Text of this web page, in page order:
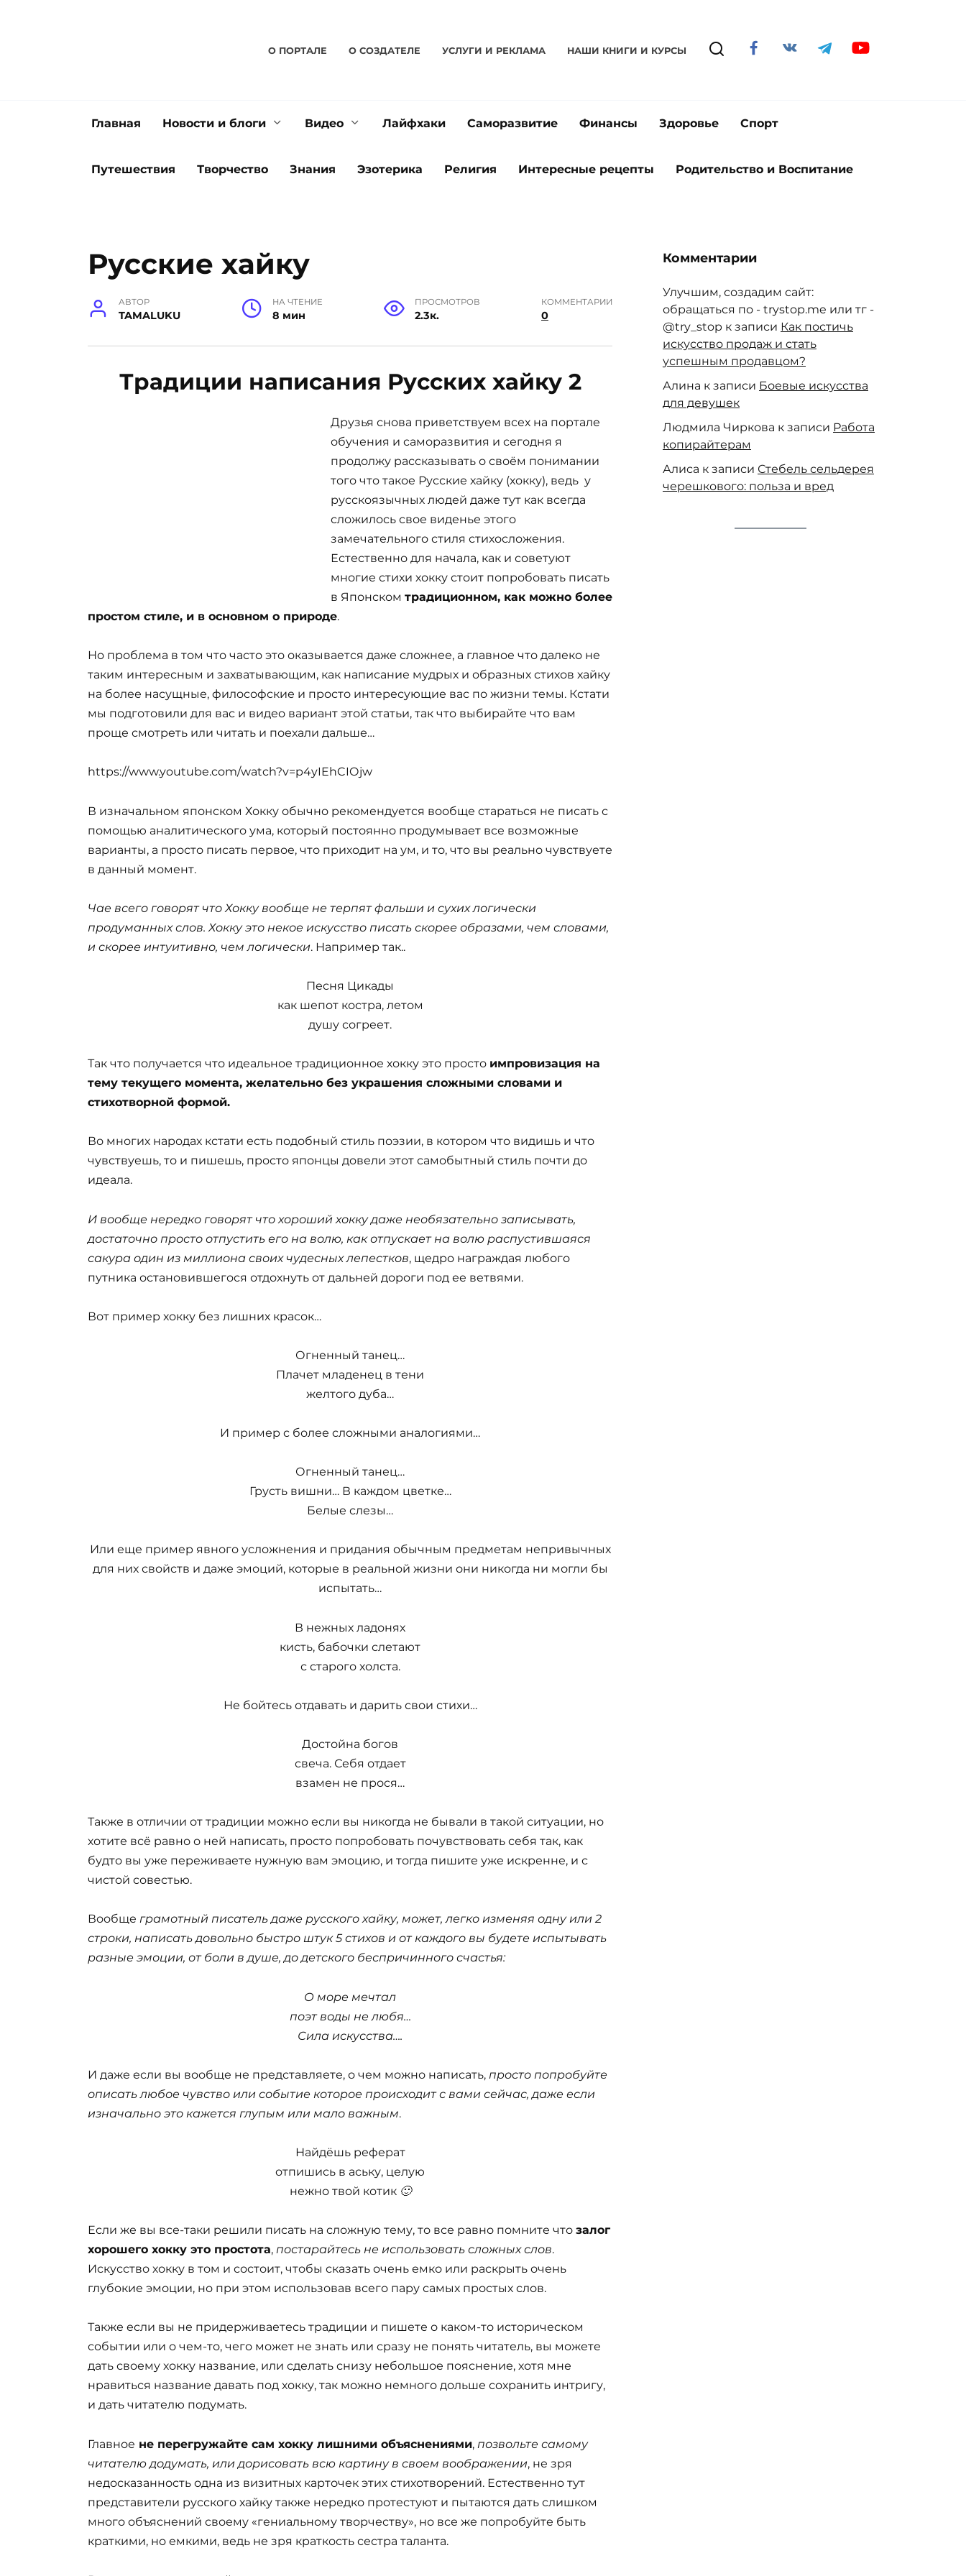
О ПОРТАЛЕ О CОЗДАТЕЛЕ УСЛУГИ И РЕКЛАМА НАШИ КНИГИ И КУРСЫ
Главная Новости и блоги Видео Лайфхаки Саморазвитие Финансы Здоровье Спорт
Путешествия Творчество Знания Эзотерика Религия Интересные рецепты Родительство и Воспитание
Русские хайку
АВТОР
TAMALUKU
НА ЧТЕНИЕ
8 мин
ПРОСМОТРОВ
2.3к.
КОММЕНТАРИИ
0
Традиции написания Русских хайку 2
Друзья снова приветствуем всех на портале
обучения и саморазвития и сегодня я
продолжу рассказывать о своём понимании
того что такое Русские хайку (хокку), ведь у
русскоязычных людей даже тут как всегда
сложилось свое виденье этого
замечательного стиля стихосложения.
Естественно для начала, как и советуют
многие стихи хокку стоит попробовать писать
в Японском традиционном, как можно более
простом стиле, и в основном о природе.
Но проблема в том что часто это оказывается даже сложнее, а главное что далеко не
таким интересным и захватывающим, как написание мудрых и образных стихов хайку
на более насущные, философские и просто интересующие вас по жизни темы. Кстати
мы подготовили для вас и видео вариант этой статьи, так что выбирайте что вам
проще смотреть или читать и поехали дальше…
https://www.youtube.com/watch?v=p4yIEhCIOjw
В изначальном японском Хокку обычно рекомендуется вообще стараться не писать с
помощью аналитического ума, который постоянно продумывает все возможные
варианты, а просто писать первое, что приходит на ум, и то, что вы реально чувствуете
в данный момент.
Чае всего говорят что Хокку вообще не терпят фальши и сухих логически
продуманных слов. Хокку это некое искусство писать скорее образами, чем словами,
и скорее интуитивно, чем логически. Например так..
Песня Цикады
как шепот костра, летом
душу согреет.
Так что получается что идеальное традиционное хокку это просто импровизация на
тему текущего момента, желательно без украшения сложными словами и
стихотворной формой.
Во многих народах кстати есть подобный стиль поэзии, в котором что видишь и что
чувствуешь, то и пишешь, просто японцы довели этот самобытный стиль почти до
идеала.
И вообще нередко говорят что хороший хокку даже необязательно записывать,
достаточно просто отпустить его на волю, как отпускает на волю распустившаяся
сакура один из миллиона своих чудесных лепестков, щедро награждая любого
путника остановившегося отдохнуть от дальней дороги под ее ветвями.
Вот пример хокку без лишних красок…
Огненный танец…
Плачет младенец в тени
желтого дуба…
И пример с более сложными аналогиями…
Огненный танец…
Грусть вишни… В каждом цветке…
Белые слезы…
Или еще пример явного усложнения и придания обычным предметам непривычных
для них свойств и даже эмоций, которые в реальной жизни они никогда ни могли бы
испытать…
В нежных ладонях
кисть, бабочки слетают
с старого холста.
Не бойтесь отдавать и дарить свои стихи…
Достойна богов
свеча. Себя отдает
взамен не прося…
Также в отличии от традиции можно если вы никогда не бывали в такой ситуации, но
хотите всё равно о ней написать, просто попробовать почувствовать себя так, как
будто вы уже переживаете нужную вам эмоцию, и тогда пишите уже искренне, и с
чистой совестью.
Вообще грамотный писатель даже русского хайку, может, легко изменяя одну или 2
строки, написать довольно быстро штук 5 стихов и от каждого вы будете испытывать
разные эмоции, от боли в душе, до детского беспричинного счастья:
О море мечтал
поэт воды не любя…
Сила искусства….
И даже если вы вообще не представляете, о чем можно написать, просто попробуйте
описать любое чувство или событие которое происходит с вами сейчас, даже если
изначально это кажется глупым или мало важным.
Найдёшь реферат
отпишись в аську, целую
нежно твой котик 🙂
Если же вы все-таки решили писать на сложную тему, то все равно помните что залог
хорошего хокку это простота, постарайтесь не использовать сложных слов.
Искусство хокку в том и состоит, чтобы сказать очень емко или раскрыть очень
глубокие эмоции, но при этом использовав всего пару самых простых слов.
Также если вы не придерживаетесь традиции и пишете о каком-то историческом
событии или о чем-то, чего может не знать или сразу не понять читатель, вы можете
дать своему хокку название, или сделать снизу небольшое пояснение, хотя мне
нравиться название давать под хокку, так можно немного дольше сохранить интригу,
и дать читателю подумать.
Главное не перегружайте сам хокку лишними объяснениями, позвольте самому
читателю додумать, или дорисовать всю картину в своем воображении, не зря
недосказанность одна из визитных карточек этих стихотворений. Естественно тут
представители русского хайку также нередко протестуют и пытаются дать слишком
много объяснений своему «гениальному творчеству», но все же попробуйте быть
краткими, но емкими, ведь не зря краткость сестра таланта.
Комментарии
Улучшим, создадим сайт:
обращаться по - trystop.me или тг -
@try_stop к записи Как постичь
искусство продаж и стать
успешным продавцом?
Алина к записи Боевые искусства
для девушек
Людмила Чиркова к записи Работа
копирайтерам
Алиса к записи Стебель сельдерея
черешкового: польза и вред